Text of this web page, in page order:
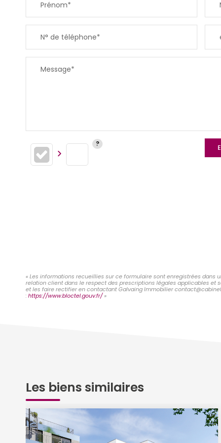
SUPERFICIE :
RESTAURANTS ET CAFÉS
Prénom*
N° de téléphone*
Message*
« Les informations recueillies sur ce formulaire sont enregistrées
relation client dans le respect des prescriptions légales applicables et
et les faire rectifier en contactant Galvaing Immobilier
: https://www.bloctel.gouv.fr/»
Les biens similaires